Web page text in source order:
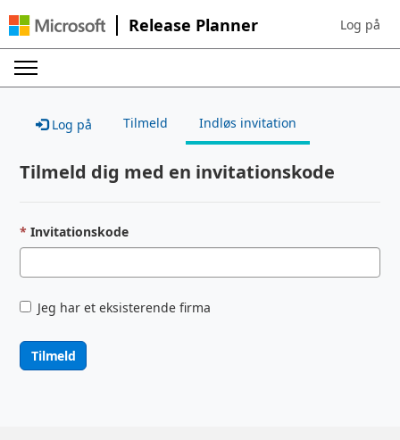
Release Planner Sign in to
Log på
Log på Tilmeld Indløs invitation
Tilmeld dig med en invitationskode
Invitationskode
Jeg har et eksisterende firma
Tilmeld